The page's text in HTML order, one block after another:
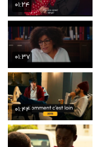
۰۱:۲۴
۰۱:۳۷
۰۱:۴۴